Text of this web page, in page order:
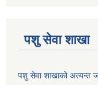
पशु सेवा शाखा
पशु सेवा शाखाको अत्यन्त